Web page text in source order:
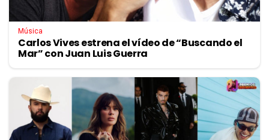
Música
Carlos Vives estrena el vídeo de “Buscando el
Mar” con Juan Luis Guerra